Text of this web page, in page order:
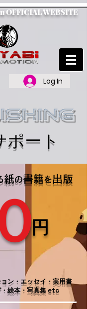
OFFICIAL WEBSITE
Log In
ポート
紙の書籍を出版
円
ン・エッセイ・実用書
絵本・写真集 etc